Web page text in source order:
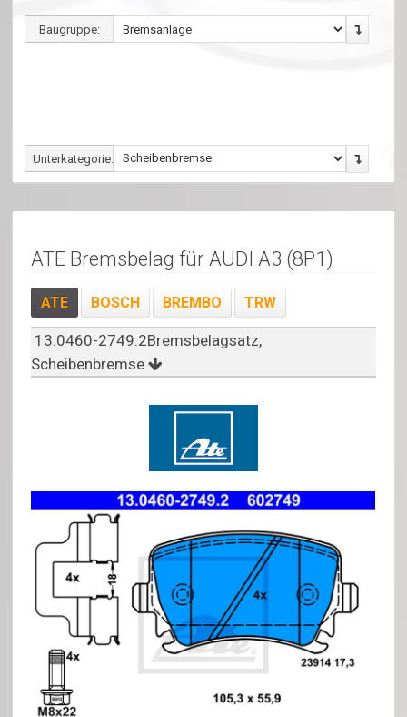
Baugruppe:
Unterkategorie:
ATE Bremsbelag für AUDI A3 (8P1)
ATE BOSCH BREMBO TRW
13.0460-2749.2Bremsbelagsatz,
Scheibenbremse